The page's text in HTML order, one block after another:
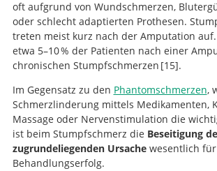
oft aufgrund von Wundschmerzen,
oder schlecht adaptierten Prothesen.
treten meist kurz nach der Amputation
etwa 5–10 % der Patienten nach einer
chronischen Stumpfschmerzen 15 .
Im Gegensatz zu den Phantomschmerzen,
Schmerzlinderung mittels Medikamenten,
Massage oder Nervenstimulation die
ist beim Stumpfschmerz die Beseitigung
zugrundeliegenden Ursachewesentlich
Behandlungserfolg.